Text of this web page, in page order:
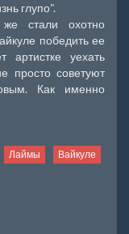
глупо".
стали охотно
победить ее
артистке уехать
просто советуют
Как именно
Лаймы Вайкуле